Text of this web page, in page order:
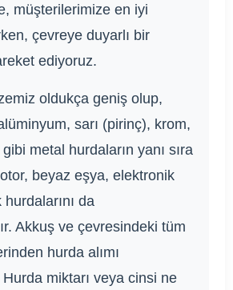
müşterilerimize en iyi
çevreye duyarlı bir
ediyoruz.
oldukça geniş olup,
sarı (pirinç), krom,
metal hurdaların yanı sıra
beyaz eşya, elektronik
da
Akkuş ve çevresindeki tüm
hurda alımı
miktarı veya cinsi ne